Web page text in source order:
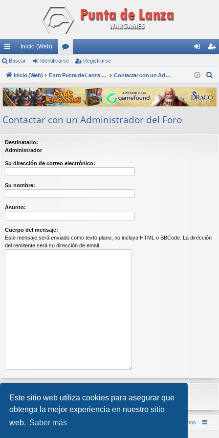
Este sitio web utiliza cookies para asegurar que
obtenga la mejor experiencia en nuestro sitio
web. Saber más
nl
ac
es
rá
pi
do
s
Inicio (Web)
or
os nti
fic
ar
ist
ra
rs
Buscar Identificarse Registrarse
Inicio (Web) Foro Punta de Lanza Wargames Contactar con un Administrador del Foro
s
c
Contactar con un Administrador del Foro
Destinatario:
Administrador
Su dirección de correo electrónico:
Su nombre:
Asunto:
Cuerpo del mensaje:
Este mensaje será enviado como texto plano, no incluya HTML o BBCode. La dirección
del remitente será su dirección de email.
Inicio (Web) Foro Punta de Lanza Wargames Contáctenos